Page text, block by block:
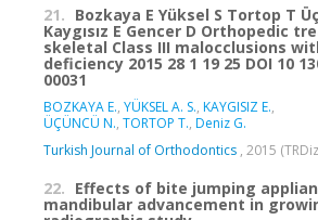
21. Bozkaya E Yüksel S Tortop T
Kaygısız E Gencer D Orthopedic
skeletal Class III malocclusions
deficiency 2015 28 1 19 25 DOI 10
00031
BOZKAYA E., YÜKSEL A. S., KAYGISIZ E.,
ÜÇÜNCÜ N., TORTOP T., Deniz G.
Turkish Journal of Orthodontics , 2015
22. Effects of bite jumping
mandibular advancement in